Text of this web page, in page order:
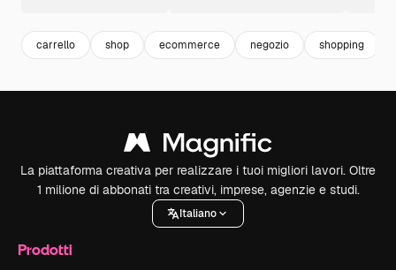
carrello shop ecommerce negozio shopping
La piattaforma creativa per realizzare i tuoi migliori lavori. Oltre
1 milione di abbonati tra creativi, imprese, agenzie e studi.
Italiano
Prodotti